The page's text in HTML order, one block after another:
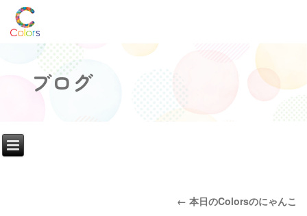
ブログ
← 本日のColorsのにゃんこ